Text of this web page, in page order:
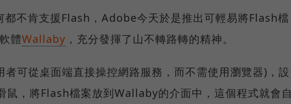
不肯支援Flash，Adobe今天於是推出可輕易將Flash檔
體Wallaby ，充分發揮了山不轉路轉的精神。
可從桌面端直接操控網路服務，而不需使用瀏覽器)，設
鼠，將Flash檔案放到Wallaby的介面中，這個程式就會